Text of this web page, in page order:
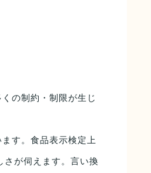
の制約・制限が生じ
す。食品表示検定上
さが伺えます。言い換